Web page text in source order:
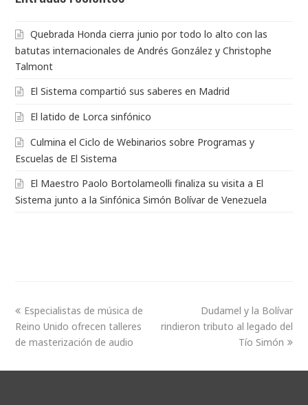
Quebrada Honda cierra junio por todo lo alto con las
batutas internacionales de Andrés González y Christophe
Talmont
El Sistema compartió sus saberes en Madrid
El latido de Lorca sinfónico
Culmina el Ciclo de Webinarios sobre Programas y
Escuelas de El Sistema
El Maestro Paolo Bortolameolli finaliza su visita a El
Sistema junto a la Sinfónica Simón Bolívar de Venezuela
Especialistas de música de
Reino Unido ofrecen talleres
de masterización de audio
Dudamel y la Bolívar
rindieron tributo al legado del
Tío Simón